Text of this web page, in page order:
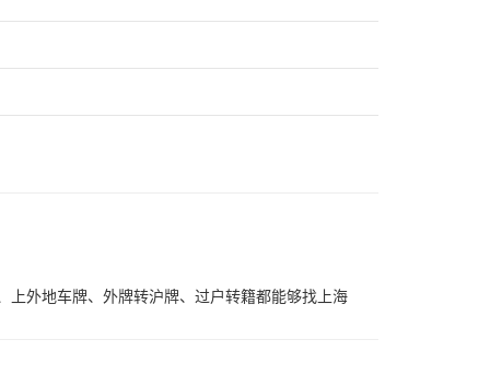
外地车牌、外牌转沪牌、过户转籍都能够找上海